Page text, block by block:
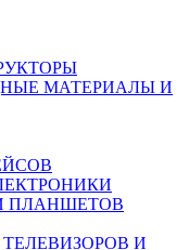
МАТЕРИАЛЫ И
ПЛАНШЕТОВ
И